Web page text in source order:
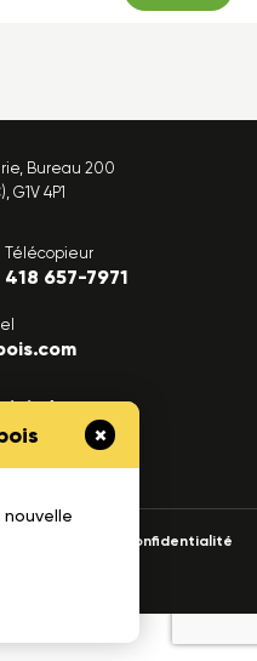
nouvelle
Bureau 200
4P1
Télécopieur
418 657-7971
joindre
Politique de confidentialité